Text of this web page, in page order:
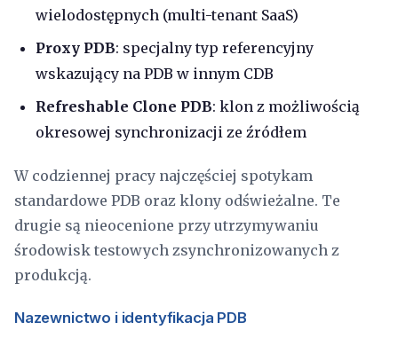
wielodostępnych (multi-tenant SaaS)
Proxy PDB: specjalny typ referencyjny
wskazujący na PDB w innym CDB
Refreshable Clone PDB: klon z możliwością
okresowej synchronizacji ze źródłem
W codziennej pracy najczęściej spotykam
standardowe PDB oraz klony odświeżalne. Te
drugie są nieocenione przy utrzymywaniu
środowisk testowych zsynchronizowanych z
produkcją.
Nazewnictwo i identyfikacja PDB